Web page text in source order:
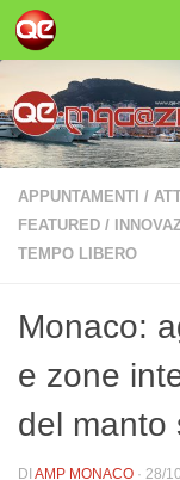
Salta al contenuto
APPUNTAMENTI /
FEATURED /
TEMPO LIBERO
Monaco:
e zone
del manto
DI AMP MONACO · 28/